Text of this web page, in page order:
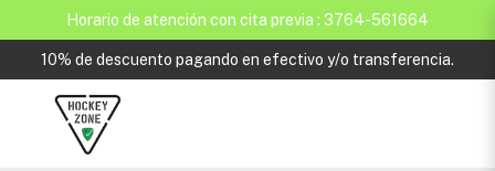
Horario de atención con cita previa : 3764-561664
10% de descuento pagando en efectivo y/o transferencia.